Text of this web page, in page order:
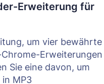
Erweiterung für
um vier bewährte
Erweiterungen
Sie eine davon, um
MP3